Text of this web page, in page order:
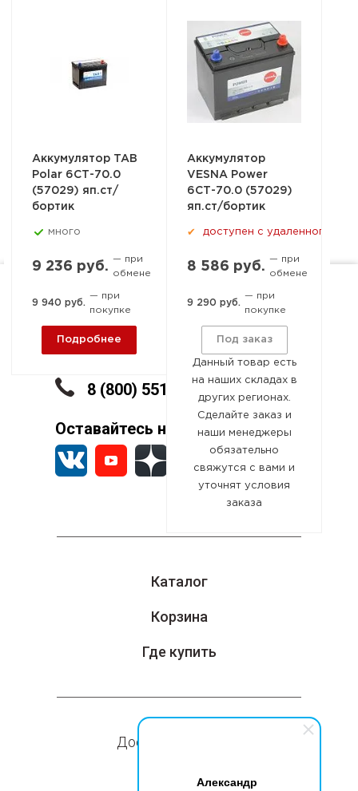
Александр
Аккумулятор TAB
Polar 6СТ-70.0
(57029) яп.ст/
бортик
много
9 236 руб.
— при
обмене
9 940 руб.
— при
покупке
Подробнее
Аккумулятор
VESNA Power
6СТ-70.0 (57029)
яп.ст/бортик
✔ доступен с удаленного
8 586 руб.
— при
обмене
9 290 руб.
— при
покупке
Под заказ
Данный товар есть
на наших складах в
других регионах.
Сделайте заказ и
наши менеджеры
обязательно
свяжутся с вами и
уточнят условия
заказа
Каталог
Корзина
Где купить
Доставка и оплата
Компания
Ростов-на-Дону, пер. 1-й
Машиностроительный, 15-
А
8 (800) 551-09-18
Оставайтесь на связи